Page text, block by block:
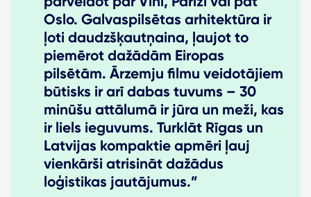
Oslo. Galvaspilsētas arhitektūra ir
ļoti daudzšķautņaina, ļaujot to
piemērot dažādām Eiropas
pilsētām. Ārzemju filmu veidotājiem
būtisks ir arī dabas tuvums – 30
minūšu attālumā ir jūra un meži, kas
ir liels ieguvums. Turklāt Rīgas un
Latvijas kompaktie apmēri ļauj
vienkārši atrisināt dažādus
loģistikas jautājumus.”